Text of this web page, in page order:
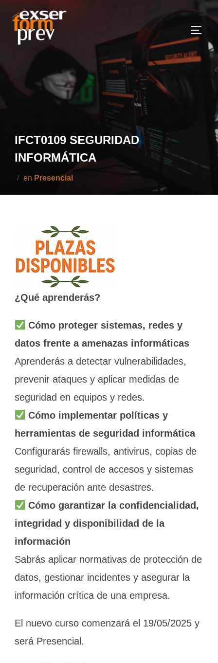
contenido
IFCT0109 SEGURIDAD
INFORMÁTICA
en Presencial
¿Qué aprenderás?
Cómo proteger sistemas, redes y
datos frente a amenazas informáticas
Aprenderás a detectar vulnerabilidades,
prevenir ataques y aplicar medidas de
seguridad en equipos y redes.
Cómo implementar políticas y
herramientas de seguridad informática
Configurarás firewalls, antivirus, copias de
seguridad, control de accesos y sistemas
de recuperación ante desastres.
Cómo garantizar la confidencialidad,
integridad y disponibilidad de la
información
Sabrás aplicar normativas de protección de
datos, gestionar incidentes y asegurar la
información crítica de una empresa.
El nuevo curso comenzará el 19/05/2025 y
será Presencial.